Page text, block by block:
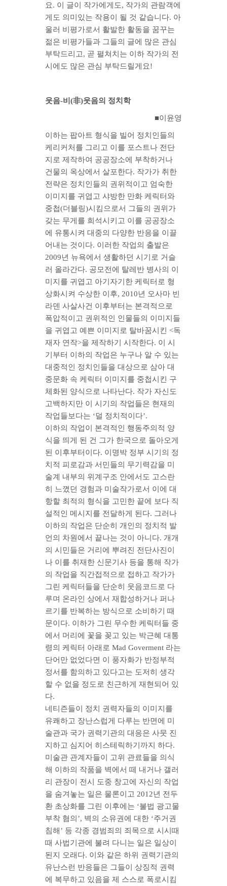
요. 이 글이 작가에게도, 작가의 관람객에
게도 의미있는 작용이 될 것 같습니다. 아
울러 비평가로서 활발한 활동을 꿈꾸는
젊은 비평가들과 그들의 글에 많은 관심
부탁드리고, 곧 펼쳐치는 이하 작가의 전
시에도 많은 관심 부탁드릴게요!
웃음-비(非)웃음의 정치학
■이윤영
이하는 팝아트 형식을 빌어 정치인들의
케리커처를 그리고 이를 포스트나 전단
지로 제작하여 공공장소에 부착하거나
건물의 옥상에서 살포한다. 작가가 취한
전략은 정치인들의 권위적이고 엄숙한
이미지를 귀엽고 샤방한 만화 케릭터와
중첩(더블링)시킴으로서 그들의 권위가
갖는 무게를 희석시키고 이를 공공장소
에 유통시켜 대중의 다양한 반응을 이끌
어내는 것이다. 이러한 작업의 출발은
2009년 뉴욕에서 생활하던 시기로 거슬
러 올라간다. 공모전에 탈레반 병사의 이
미지를 귀엽고 아기자기한 케릭터로 형
상화시켜 수상한 이후, 2010년 오사마 빈
라덴 사살사건 이후부터는 본격적으로
폭압적이고 권위적인 인물들의 이미지들
을 귀엽고 예쁜 이미지로 탈바꿈시킨 <독
재자 연작>을 제작하기 시작한다. 이 시
기부터 이하의 작업은 누구나 알 수 있는
대중적인 정치인들을 대상으로 삼아 대
중문화 속 케릭터 이미지를 중첩시킨 구
체화된 양식으로 나타난다. 작가 자신도
고백하지만 이 시기의 작업들은 현재의
작업들보다는 ‘덜 정치적이다’.
이하의 작업이 본격적인 행동주의적 양
식을 띄게 된 건 그가 한국으로 돌아오게
된 이후부터이다. 이명박 정부 시기의 정
치적 피로감과 서민들의 무기력감을 미
술계 내부의 위계구조 안에서도 고스란
히 느꼈던 경험과 미술작가로서 이에 대
항할 최적의 형식을 고민한 끝에 보다 직
설적인 메시지를 전달하게 된다. 그러나
이하의 작업은 단순히 개인의 정치적 발
언의 차원에서 끝나는 것이 아니다. 개개
의 시민들은 거리에 뿌려진 전단사진이
나 이를 취재한 신문기사 등을 통해 작가
의 작업을 직간접적으로 접하고 작가가
그린 케릭터들을 단순히 웃음코드로 다
루며 온라인 상에서 재합성하거나 퍼나
르기를 반복하는 방식으로 소비하기 때
문이다. 이하가 그린 무수한 케릭터들 중
에서 머리에 꽃을 꽂고 있는 박근혜 대통
령의 케릭터 아래로 Mad Goverment 라는
단어만 없었다면 이 풍자화가 반정부적
정서를 함의하고 있다고는 도저히 생각
할 수 없을 정도로 친근하게 재현되어 있
다.
네티즌들이 정치 권력자들의 이미지를
유쾌하고 장난스럽게 다루는 반면에 미
술관과 국가 권력기관의 대응은 사뭇 진
지하고 심지어 히스테릭하기까지 하다.
미술관 관계자들이 고위 관료들을 의식
해 이하의 작품을 벽에서 떼 내거나 갤러
리 관장이 전시 도중 창고에 자신의 작업
을 숨겨놓는 일은 물론이고 2012년 전두
환 초상화를 그린 이후에는 ‘불법 광고물
부착 혐의’, 벽의 소유권에 대한 ‘주거권
침해’ 등 각종 경범죄의 죄목으로 시시때
때 사법기관에 불려 다니는 일은 일상이
된지 오래다. 이와 같은 하위 권력기관의
유난스런 반응들은 그들이 상징적 권력
에 복무하고 있음을 제 스스로 폭로시킴